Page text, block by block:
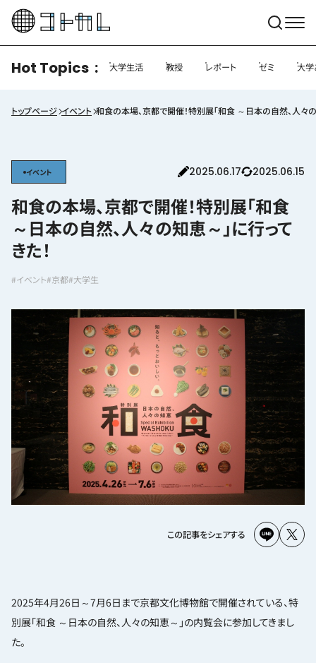
Hot Topics 大学生活 教授 レポート ゼミ 大学
トップページ イベント 和食の本場、京都で開催！特別展「和食 ～日本の自然、人々
イベント 2025.06.17 2025.06.15
和食の本場、京都で開催！特別展「和食
～日本の自然、人々の知恵～」に行って
きた！
#イベント#京都#大学生
この記事をシェアする
2025年4月26日～7月6日まで京都文化博物館で開催されている、特
別展「和食 ～日本の自然、人々の知恵～」の内覧会に参加してきまし
た。